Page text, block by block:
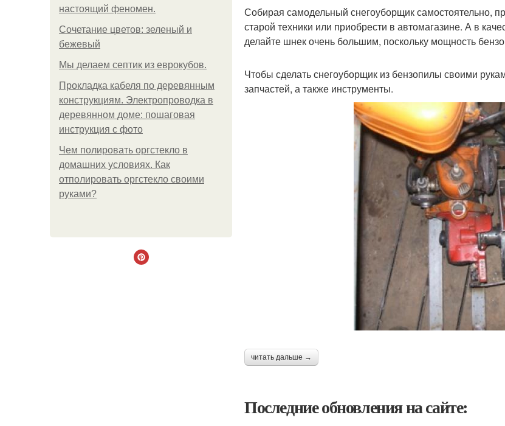
настоящий феномен.
Сочетание цветов: зеленый и
бежевый
Мы делаем септик из еврокубов.
Прокладка кабеля по деревянным
конструкциям. Электропроводка в
деревянном доме: пошаговая
инструкция с фото
Чем полировать оргстекло в
домашних условиях. Как
отполировать оргстекло своими
руками?
Собирая самодельный снегоуборщик самостоятельно,
старой техники или приобрести в автомагазине. А в
делайте шнек очень большим, поскольку мощность
Чтобы сделать снегоуборщик из бензопилы своими
запчастей, а также инструменты.
читать дальше →
Последние обновления на сайте: